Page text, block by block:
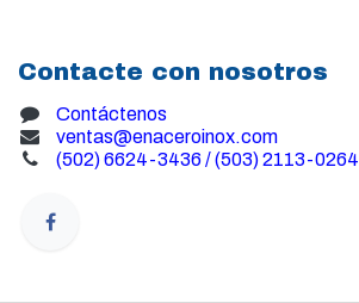
Contacte con nosotros
Contáctenos
ventas@enaceroinox.com
(502) 6624-3436 / (503) 2113-0264